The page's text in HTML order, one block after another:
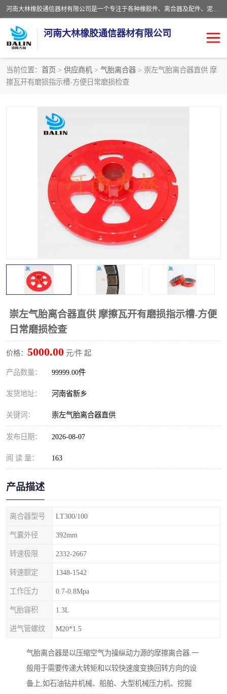
河南大林橡胶通信器材有限公司是一个专注于各种橡胶件、离合器及配件、泥浆泵及配件等产品设计制造和加工的企业。产品应用于矿山、冶金、石油、钢铁、化工、水泥、船舶、造纸、通用机械等各种大功率机械传动或制动装置。
河南大林橡胶通信器材有限公司
当前位置： 首页 > 供应商机 > 气胎离合器 > 崇左气胎离合器直供 摩
擦瓦开有磨损指示槽-方便日常磨损检查
崇左气胎离合器直供 摩擦瓦开有磨损指示槽-方便
日常磨损检查
价格： 5000.00 元/件 起
产品数量： 99999.00件
发货地址： 河南省新乡
关键词： 崇左气胎离合器直供
发布日期： 2026-08-07
阅 读 量： 163
产品描述
离合器型号 LT300/100
气囊外径 392mm
转速极限 2332-2667
转速额定 1348-1542
工作压力 0.7-0.8Mpa
气胎容积 1.3L
进气管螺纹 M20*1.5
气胎离合器是以压缩空气为操纵动力源的摩擦离合器.一
般用于需要传递大转矩和以较快速度变换回转方向的设
备上,如石油钻井机械、船舶、大型机械压力机、挖掘
推盘离合器 通风离合器
VC离合器
PO隔膜离合器
泥浆泵空气包胶囊 气动元件
DY隔膜式离合器 CB离合器
实芯轮胎
联轴器